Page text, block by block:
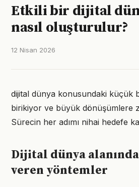
Etkili bir dijital
nasıl oluşturulur?
12 Nisan 2026
dijital dünya konusundaki küçük
birikiyor ve büyük dönüşümlere
Sürecin her adımı nihai hedefe
Dijital dünya alanında
veren yöntemler